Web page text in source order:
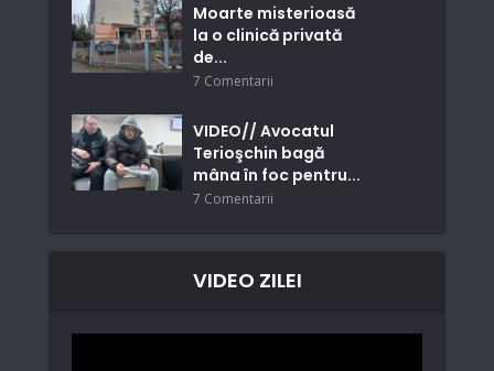
Moarte misterioasă
la o clinică privată
de...
7 Comentarii
VIDEO// Avocatul
Terioşchin bagă
mâna în foc pentru...
7 Comentarii
VIDEO ZILEI